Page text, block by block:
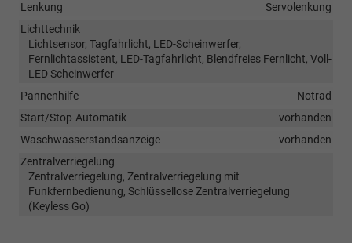
Lenkung
Servolenkung
Lichttechnik
Lichtsensor, Tagfahrlicht, LED-Scheinwerfer,
Fernlichtassistent, LED-Tagfahrlicht, Blendfreies Fernlicht, Voll-
LED Scheinwerfer
Pannenhilfe
Notrad
Start/Stop-Automatik
vorhanden
Waschwasserstandsanzeige
vorhanden
Zentralverriegelung
Zentralverriegelung, Zentralverriegelung mit
Funkfernbedienung, Schlüssellose Zentralverriegelung
(Keyless Go)